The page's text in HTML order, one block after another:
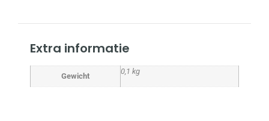
Extra informatie
Gewicht
0,1 kg